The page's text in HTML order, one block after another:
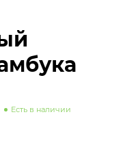
Есть в наличии